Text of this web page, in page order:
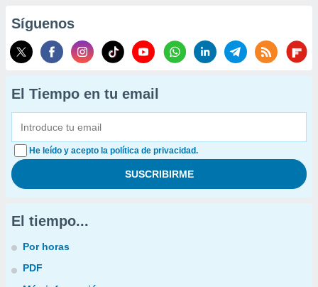
Síguenos
El Tiempo en tu email
He leído y acepto la política de privacidad.
El tiempo...
Por horas
PDF